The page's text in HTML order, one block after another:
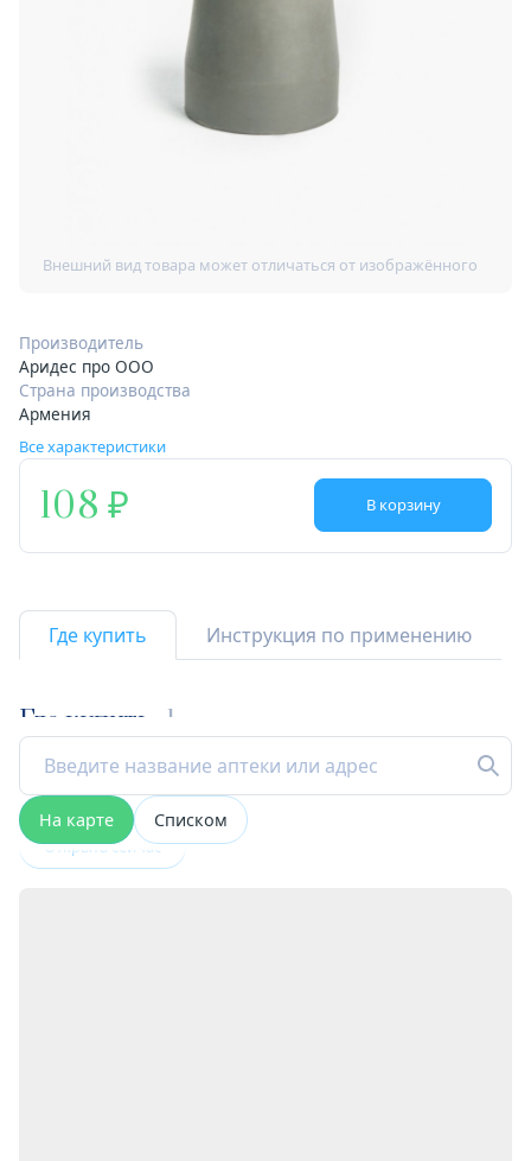
Производитель
Аридес про ООО
Страна производства
Армения
Все характеристики
108 В корзину
Где купить Инструкция по применению
Где купить 1
На карте Списком
Открыта сейчас